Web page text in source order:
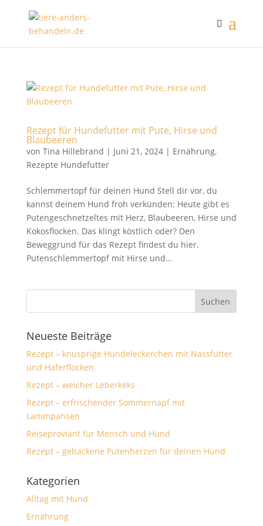
Rezept für Hundefutter mit Pute, Hirse und
Blaubeeren
von Tina Hillebrand | Juni 21, 2024| Ernährung,
Rezepte Hundefutter
Schlemmertopf für deinen Hund Stell dir vor, du
kannst deinem Hund froh verkünden: Heute gibt es
Putengeschnetzeltes mit Herz, Blaubeeren, Hirse und
Kokosflocken. Das klingt köstlich oder? Den
Beweggrund für das Rezept findest du hier.
Putenschlemmertopf mit Hirse und...
Neueste Beiträge
Rezept – knusprige Hundeleckerchen mit Nassfutter
und Haferflocken
Rezept – weicher Leberkeks
Rezept – erfrischender Sommernapf mit
Lammpansen
Reiseproviant für Mensch und Hund
Rezept – gebackene Putenherzen für deinen Hund
Kategorien
Alltag mit Hund
Ernährung